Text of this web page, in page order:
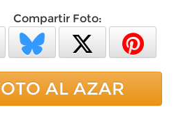
Compartir Foto:
AL AZAR